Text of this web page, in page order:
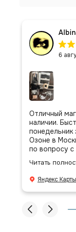
6
Отличный
наличии.
понедельник
Озоне в
по вопросу с
сложено,
приятно.
Читать
Яндекс Карты